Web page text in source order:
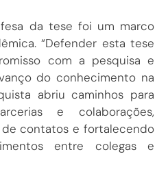
da tese foi um marco
“Defender esta tese
com a pesquisa e
do conhecimento na
abriu caminhos para
e colaborações,
contatos e fortalecendo
entre colegas e